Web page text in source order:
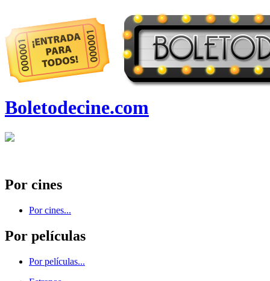
Boletodecine.com
Por cines
Por cines...
Por películas
Por películas...